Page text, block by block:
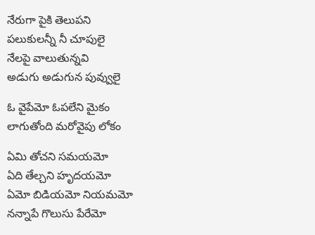
నేరుగా పైకి తెలుపని
పలుకులన్నీ నీ చూపులై
నేలపై వాలుతున్నవి
అడుగు అడుగున పువ్వులై
ఓ వైపేమో ఓపలేని మైకం
లాగుతోంది మరోవైపు లోకం
ఏమి తోచని సమయమో
ఏది తేల్చని హృదయమో
ఏమో బిడియమో నియమమో
నన్నాపే గొలుసు పేరేమో